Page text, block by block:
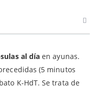
al día en ayunas.
(5 minutos
K-HdT. Se trata de